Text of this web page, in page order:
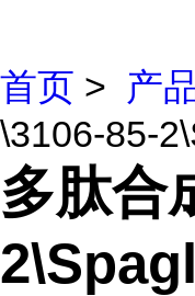
首页 > 产
\3106-85-
多肽合